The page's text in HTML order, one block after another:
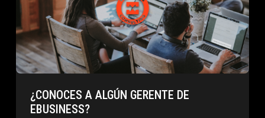
¿CONOCES A ALGÚN GERENTE DE
EBUSINESS?